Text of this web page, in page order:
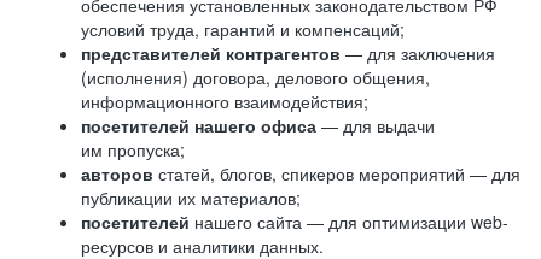
обеспечения установленных законодательством РФ
условий труда, гарантий и компенсаций;
представителей контрагентов — для заключения
(исполнения) договора, делового общения,
информационного взаимодействия;
посетителей нашего офиса — для выдачи
им пропуска;
авторов статей, блогов, спикеров мероприятий — для
публикации их материалов;
посетителей нашего сайта — для оптимизации web-
ресурсов и аналитики данных.